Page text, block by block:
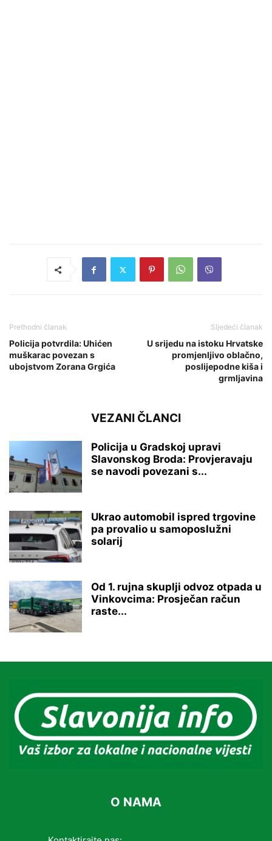
Prethodni članak
Policija potvrdila: Uhićen
muškarac povezan s
ubojstvom Zorana Grgića
Sljedeći članak
U srijedu na istoku Hrvatske
promjenljivo oblačno,
poslijepodne kiša i
grmljavina
VEZANI ČLANCI
Policija u Gradskoj upravi
Slavonskog Broda: Provjeravaju
se navodi povezani s...
Ukrao automobil ispred trgovine
pa provalio u samoposlužni
solarij
Od 1. rujna skuplji odvoz otpada u
Vinkovcima: Prosječan račun
raste...
O NAMA